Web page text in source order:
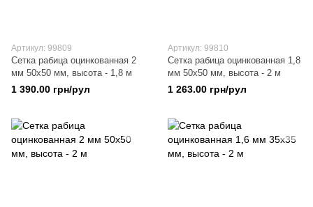
Артикул: 99809
Сетка рабица оцинкованная 2
мм 50х50 мм, высота - 1,8 м
1 390.00 грн/рул
Артикул: 99810
Сетка рабица оцинкованная 1,8
мм 50х50 мм, высота - 2 м
1 263.00 грн/рул